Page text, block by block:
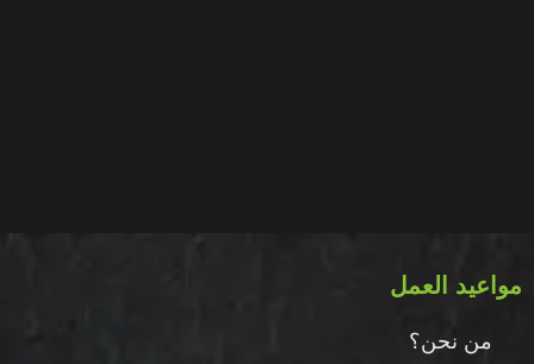
مواعيد العمل
من نحن؟